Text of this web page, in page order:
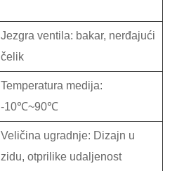
Jezgra ventila: bakar, nerđajući
čelik
Temperatura medija:
-10℃~90℃
Veličina ugradnje: Dizajn u
zidu, otprilike udaljenost